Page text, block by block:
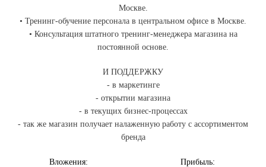
Москве.
• Тренинг-обучение персонала в центральном офисе в Москве.
• Консультация штатного тренинг-менеджера магазина на
постоянной основе.
И ПОДДЕРЖКУ
- в маркетинге
- открытии магазина
- в текущих бизнес-процессах
- так же магазин получает налаженную работу с ассортиментом
бренда
Вложения: Прибыль: